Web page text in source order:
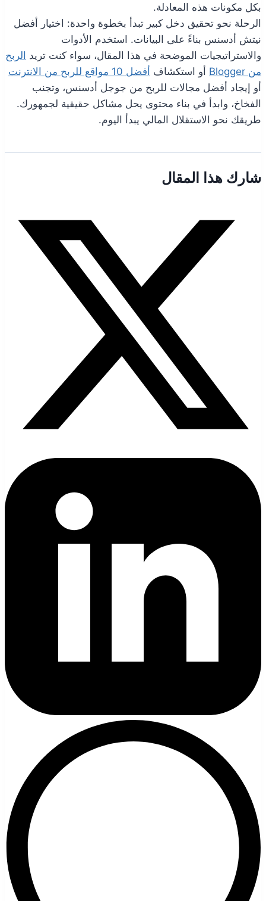
بكل مكونات هذه المعادلة.
الرحلة نحو تحقيق دخل كبير تبدأ بخطوة واحدة: اختيار أفضل
نيتش أدسنس بناءً على البيانات. استخدم الأدوات
والاستراتيجيات الموضحة في هذا المقال، سواء كنت تريد الربح
من Blogger
أو استكشاف أفضل 10 مواقع للربح من الانترنت
أو إيجاد أفضل مجالات للربح من جوجل أدسنس، وتجنب
الفخاخ، وابدأ في بناء محتوى يحل مشاكل حقيقية لجمهورك.
طريقك نحو الاستقلال المالي يبدأ اليوم.
شارك هذا المقال